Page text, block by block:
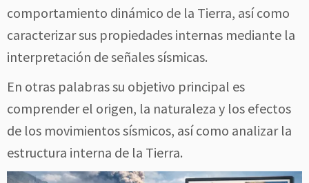
comportamiento dinámico de la Tierra, así como
caracterizar sus propiedades internas mediante la
interpretación de señales sísmicas.
En otras palabras su objetivo principal es
comprender el origen, la naturaleza y los efectos
de los movimientos sísmicos, así como analizar la
estructura interna de la Tierra.